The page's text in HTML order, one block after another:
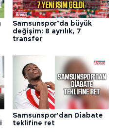
Samsunspor’da büyük
değişim: 8 ayrılık, 7
transfer
Samsunspor'dan Diabate
teklifine ret